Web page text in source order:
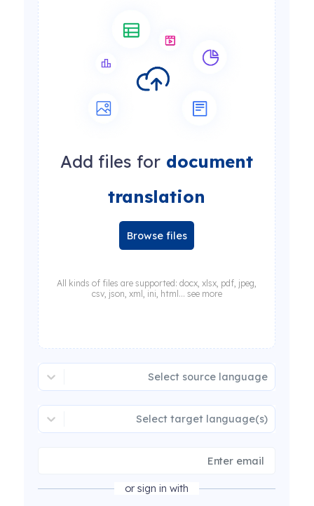
Add files for document
translation
Browse files
All kinds of files are supported: docx, xlsx, pdf, jpeg,
csv, json, xml, ini, html... see more
Select source language
Select target language(s)
or sign in with